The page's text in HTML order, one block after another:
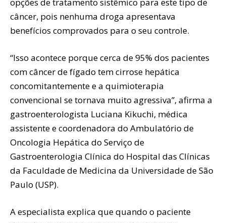
câncer, pois nenhuma droga apresentava
benefícios comprovados para o seu controle.
“Isso acontece porque cerca de 95% dos pacientes
com câncer de fígado tem cirrose hepática
concomitantemente e a quimioterapia
convencional se tornava muito agressiva”, afirma a
gastroenterologista Luciana Kikuchi, médica
assistente e coordenadora do Ambulatório de
Oncologia Hepática do Serviço de
Gastroenterologia Clínica do Hospital das Clínicas
da Faculdade de Medicina da Universidade de São
Paulo (USP).
A especialista explica que quando o paciente